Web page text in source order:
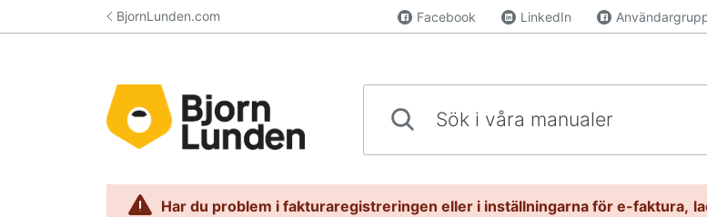
Hoppa till innehållBjornLunden.com Facebook LinkedIn
Har du problem i fakturaregistreringen eller i inställningarna för e-faktura, l